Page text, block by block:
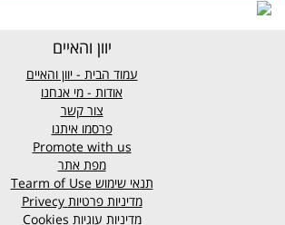
יוון והאיים
עמוד הבית - יוון והאיים
אודות - מי אנחנו
צור קשר
פרסמו איתנו
Promote with us
מפת אתר
תנאי שימוש
מדיניות פרטיות Privecy
מדיניות עוגיות Cookies